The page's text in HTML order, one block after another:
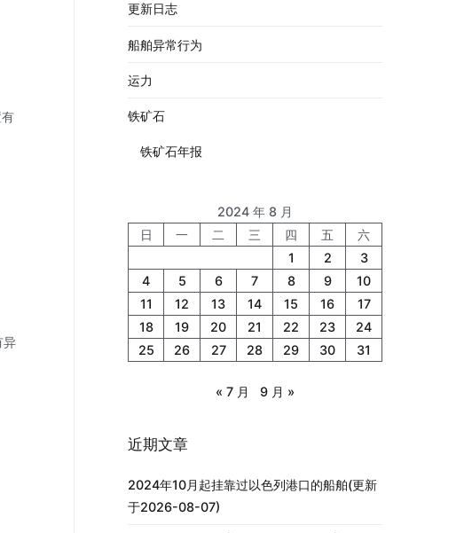
异
更新日志
船舶异常行为
运力
铁矿石
铁矿石年报
2024 年 8 月
日
一 二 三 四 五
六
1
2
3
4
5 6 7 8 9
10
11
12 13 14 15 16
17
18
19 20 21 22 23
24
25
26 27 28 29 30 31
« 7 月 9 月 »
近期文章
2024年10月起挂靠过以色列港口的船舶(更新
于2026-08-07)